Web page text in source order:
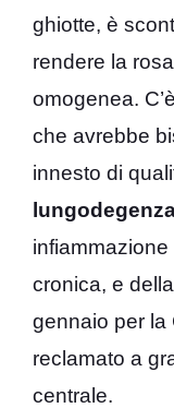
ghiotte, è
rendere la
omogenea.
che avrebbe
innesto di
cronica, e
gennaio per la
reclamato a
centrale.